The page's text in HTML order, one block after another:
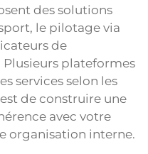
des solutions
le pilotage via
de
plateformes
services selon les
de construire une
avec votre
organisation interne.